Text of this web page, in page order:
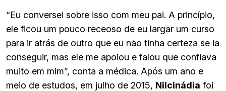
“Eu conversei sobre isso com meu pai. A princípio,
ele ficou um pouco receoso de eu largar um curso
para ir atrás de outro que eu não tinha certeza se ia
conseguir, mas ele me apoiou e falou que confiava
muito em mim”, conta a médica. Após um ano e
meio de estudos, em julho de 2015, Nilcinádia foi